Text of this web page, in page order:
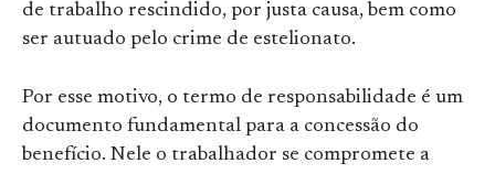
de trabalho rescindido, por justa causa, bem como
ser autuado pelo crime de estelionato.
Por esse motivo, o termo de responsabilidade é um
documento fundamental para a concessão do
benefício. Nele o trabalhador se compromete a